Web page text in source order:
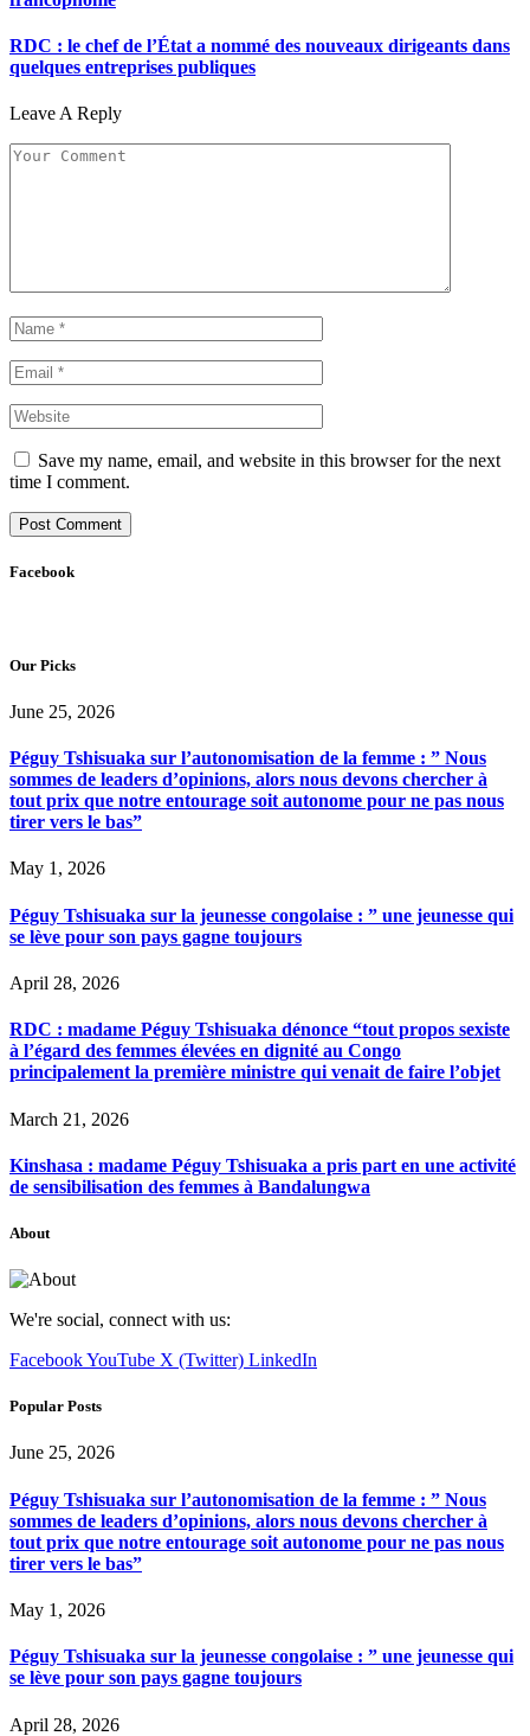
RDC : le chef de l’État a nommé des nouveaux dirigeants dans
quelques entreprises publiques
Leave A Reply
Save my name, email, and website in this browser for the next
time I comment.
Facebook
Our Picks
June 25, 2026
Péguy Tshisuaka sur l’autonomisation de la femme : ” Nous
sommes de leaders d’opinions, alors nous devons chercher à
tout prix que notre entourage soit autonome pour ne pas nous
tirer vers le bas”
May 1, 2026
Péguy Tshisuaka sur la jeunesse congolaise : ” une jeunesse qui
se lève pour son pays gagne toujours
April 28, 2026
RDC : madame Péguy Tshisuaka dénonce “tout propos sexiste
à l’égard des femmes élevées en dignité au Congo
principalement la première ministre qui venait de faire l’objet
March 21, 2026
Kinshasa : madame Péguy Tshisuaka a pris part en une activité
de sensibilisation des femmes à Bandalungwa
About
We're social, connect with us:
FacebookYouTube X (Twitter) LinkedIn
Popular Posts
June 25, 2026
Péguy Tshisuaka sur l’autonomisation de la femme : ” Nous
sommes de leaders d’opinions, alors nous devons chercher à
tout prix que notre entourage soit autonome pour ne pas nous
tirer vers le bas”
May 1, 2026
Péguy Tshisuaka sur la jeunesse congolaise : ” une jeunesse qui
se lève pour son pays gagne toujours
April 28, 2026